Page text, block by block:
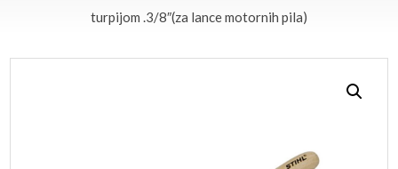
turpijom .3/8″(za lance motornih pila)